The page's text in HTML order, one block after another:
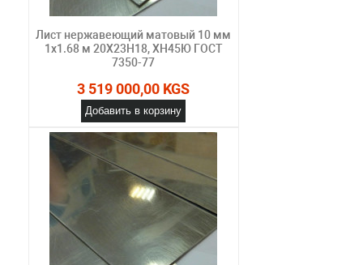
Лист нержавеющий матовый 10 мм
1х1.68 м 20Х23Н18, ХН45Ю ГОСТ
7350-77
3 519 000,00 KGS
Добавить в корзину